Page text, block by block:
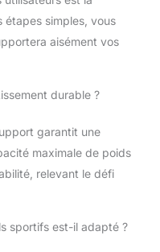
roulement fluide,
vous
de déplacer et
le support
des deux
de manière
Utilisation
Il stocke divers
de fitness
au milieu, tapis et
étapes simples, vous
aisément vos
durable ?
garantit une
maximale de poids
relevant le défi
sportifs est-il adapté ?